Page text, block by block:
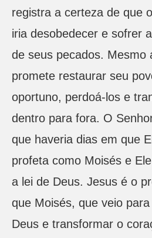
registra a certeza de que
iria desobedecer e sofrer
de seus pecados. Mesmo
promete restaurar seu
oportuno, perdoá-los e
dentro para fora. O
que haveria dias em que
profeta como Moisés e
a lei de Deus. Jesus é o
que Moisés, que veio
Deus e transformar o